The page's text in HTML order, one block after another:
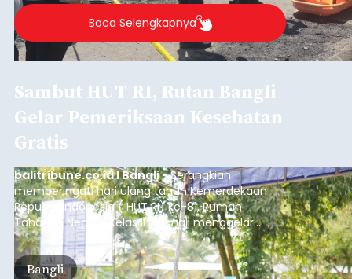
Baca Selengkapnya
Sambut HUT RI, Rutan Bangli
Gelar Pemeriksaan Kesehatan
Gratis
balitribune.co.id I Bangli -Serangkian
memperingati hari ulang tahun Kemerdekaan
Republik Indonesia ( HUT RI) ke-81, Rumah
Tahanan Negara Kelas II B Bangli menggelar
kegiatan pemeriksaan kesehatan gratis, Rabu
(6/8/2026).
Bangli